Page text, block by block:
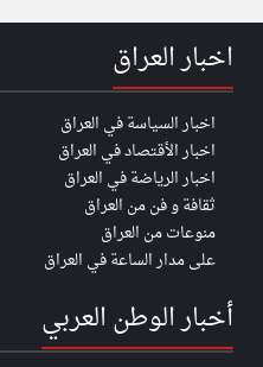
اخبار العراق
اخبار السياسة في العراق
اخبار الأقتصاد في العراق
اخبار الرياضة في العراق
ثقافة و فن من العراق
منوعات من العراق
على مدار الساعة في العراق
أخبار الوطن العربي